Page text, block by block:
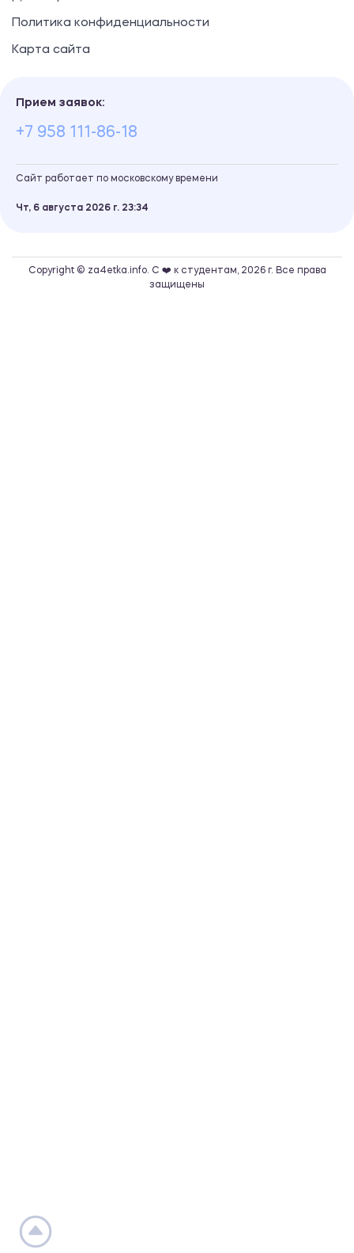
Политика конфиденциальности
Карта сайта
Прием заявок:
+7 958 111-86-18
Сайт работает по московскому времени
Чт, 6 августа 2026 г. 23 34
Copyright © za4etka.info. С ❤️ к студентам, 2026 г. Все права
защищены